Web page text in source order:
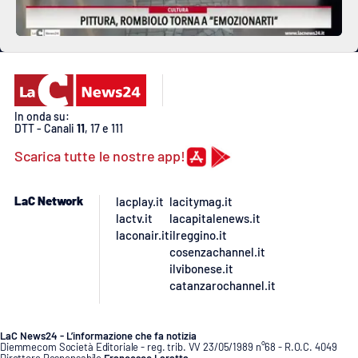
In onda su:
DTT - Canali 11, 17 e 111
Scarica tutte le nostre app!
LaC Network
lacplay.it
lactv.it
laconair.it
lacitymag.it
lacapitalenews.it
ilreggino.it
cosenzachannel.it
ilvibonese.it
catanzarochannel.it
LaC News24 - L’informazione che fa notizia
Diemmecom Società Editoriale - reg. trib. VV 23/05/1989 n°68 - R.O.C. 4049